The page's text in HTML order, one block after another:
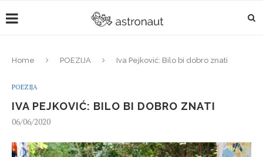
Home POEZIJA Iva Pejković: Bilo bi dobro znati
POEZIJA
IVA PEJKOVIĆ: BILO BI DOBRO ZNATI
06/06/2020